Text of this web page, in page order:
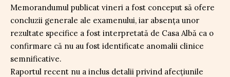
Memorandumul publicat vineri a fost conceput să ofere
concluzii generale ale examenului, iar absența unor
rezultate specifice a fost interpretată de Casa Albă ca o
confirmare că nu au fost identificate anomalii clinice
semnificative.
Raportul recent nu a inclus detalii privind afecțiunile